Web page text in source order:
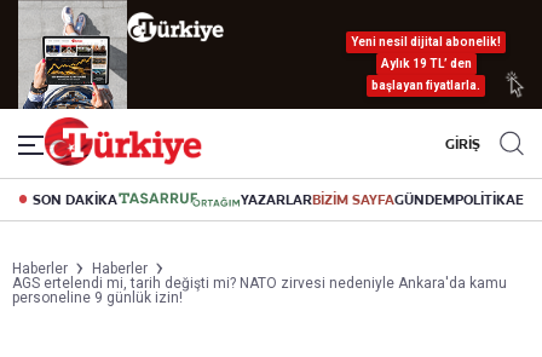
Yeni nesil dijital abonelik!
Aylık 19 TL’ den
başlayan fiyatlarla.
GİRİŞ
SON DAKİKA YAZARLARBİZİM SAYFAGÜNDEMPOLİTİKA
Haberler
Haberler
AGS ertelendi mi, tarih değişti mi? NATO zirvesi nedeniyle Ankara'da kamu
personeline 9 günlük izin!